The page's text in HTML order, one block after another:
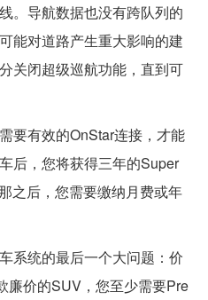
。导航数据也没有跨队列的
能对道路产生重大影响的建
关闭超级巡航功能，直到可
要有效的OnStar连接，才能
后，您将获得三年的Super
之后，您需要缴纳月费或年
系统的最后一个大问题：价
廉价的SUV，您至少需要Pre